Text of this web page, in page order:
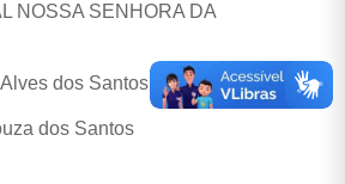
NOSSA SENHORA DA
dos Santos
dos Santos